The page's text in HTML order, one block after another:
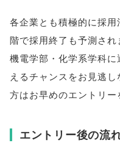
各企業とも積極的に採
階で採用終了も予測され
機電学部・化学系学科
えるチャンスをお見逃し
方はお早めのエントリ
エントリー後の流